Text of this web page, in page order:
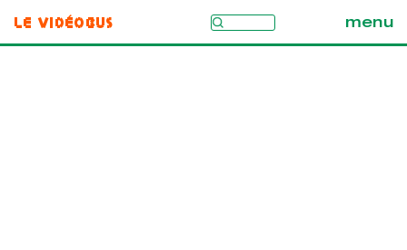
Le Vidéobus menu